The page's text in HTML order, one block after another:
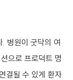
병원이 굿닥의 여
으로 프로덕트 명
결될 수 있게 환자